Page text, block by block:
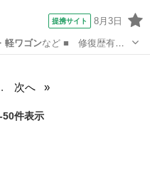
提携サイト 8月3日
軽ワゴンなど ■ 修復歴有
次へ
件表示